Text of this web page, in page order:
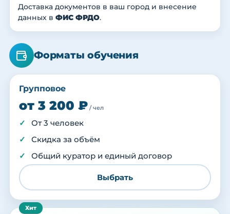
Доставка документов в ваш город и внесение
данных в ФИС ФРДО.
Форматы обучения
Групповое
от 3 200 ₽ / чел
От 3 человек
Скидка за объём
Общий куратор и единый договор
Выбрать